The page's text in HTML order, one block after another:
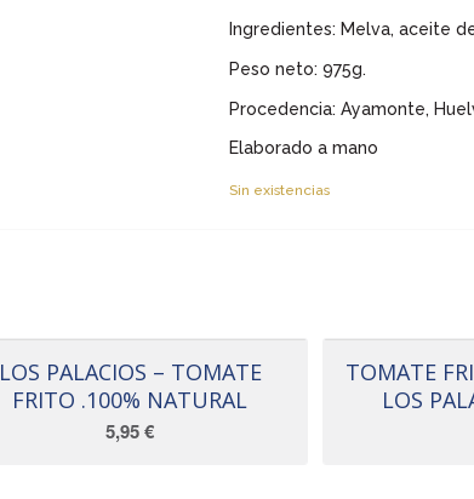
Ingredientes: Melva, aceite
Peso neto: 975g.
Procedencia: Ayamonte,
Elaborado a mano
Sin existencias
LOS PALACIOS – TOMATE
FRITO .100% NATURAL
5,95€
TOMATE
LOS